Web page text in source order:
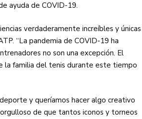
ayuda de COVID-19.
verdaderamente increíbles y únicas
“La pandemia de COVID-19 ha
no son una excepción. El
la familia del tenis durante este tiempo
y queríamos hacer algo creativo
de que tantos iconos y torneos